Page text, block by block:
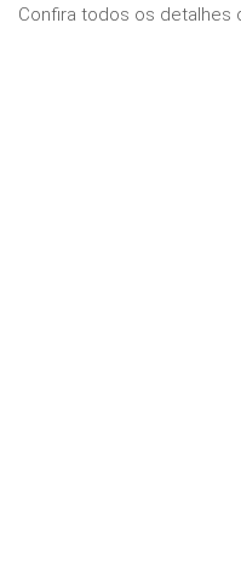
Confira todos os detalhes